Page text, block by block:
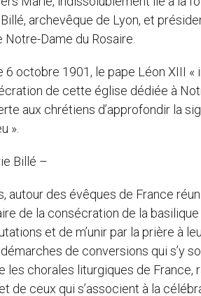
archevêque de Lyon, et
Dame du Rosaire.
6 octobre 1901, le pape Léon XIII
de cette église dédiée à
aux chrétiens d’approfondir la
».
Billé –
autour des évêques de France
de la consécration de la
et de m’unir par la prière à
de conversions qui s’y
chorales liturgiques de France,
de ceux qui s’associent à la